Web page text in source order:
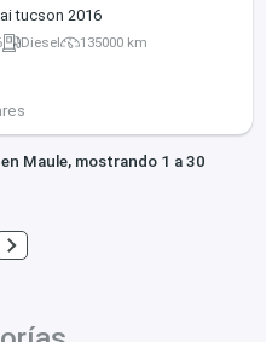
tucson 2016
Diesel 135000 km
Maule, mostrando 1 a 30